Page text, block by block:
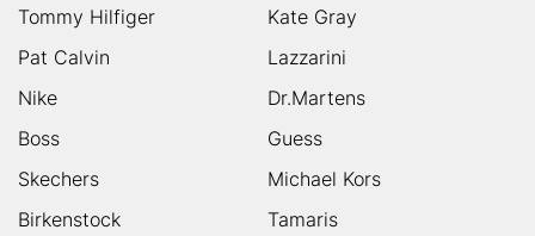
Tommy Hilfiger
Kate Gray
Pat Calvin
Lazzarini
Nike
Dr.Martens
Boss
Guess
Skechers
Michael Kors
Birkenstock
Tamaris